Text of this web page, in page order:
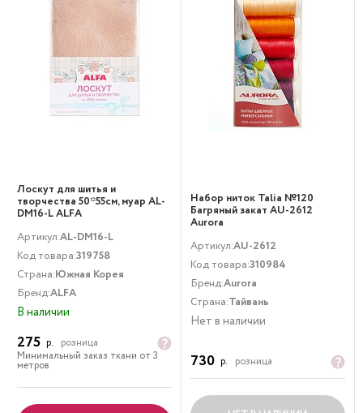
Лоскут для шитья и
творчества 50*55см, муар AL-
DM16-L ALFA
Артикул:AL-DM16-L
Код товара:319758
Страна:Южная Корея
Бренд:ALFA
В наличии
275 р.
розница
Минимальный заказ ткани от 3
метров
Набор ниток Talia №120
Багряный закат AU-2612
Aurora
Артикул:AU-2612
Код товара:310984
Бренд:Aurora
Страна:Тайвань
Нет в наличии
730 р. розница